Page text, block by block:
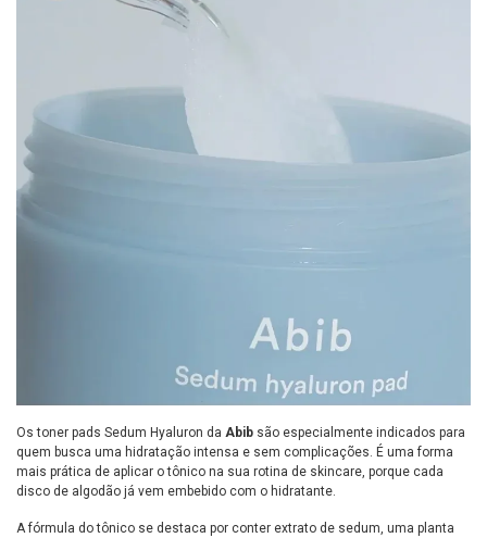
Os toner pads Sedum Hyaluron da Abib são especialmente indicados para
quem busca uma hidratação intensa e sem complicações. É uma forma
mais prática de aplicar o tônico na sua rotina de skincare, porque cada
disco de algodão já vem embebido com o hidratante.
A fórmula do tônico se destaca por conter extrato de sedum, uma planta